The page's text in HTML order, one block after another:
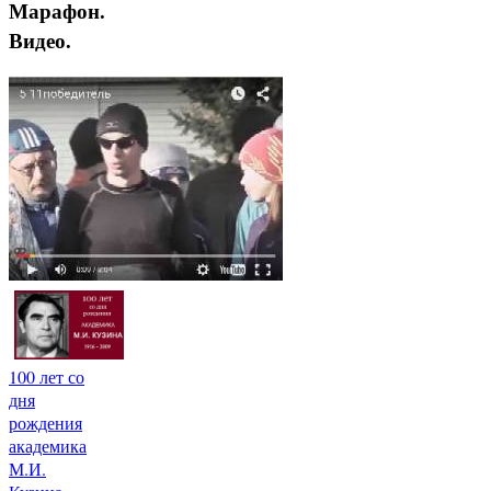
Марафон.
Видео.
100 лет со
дня
рождения
академика
М.И.